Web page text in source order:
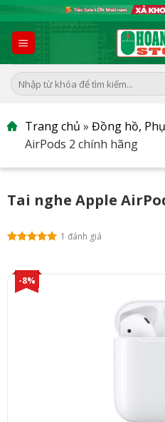
to
content
Tìm
kiếm:
Trang chủ » Đồng hồ,
AirPods 2 chính hãng
Tai nghe Apple
1 đánh giá
-8%